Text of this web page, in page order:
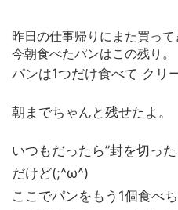
昨日の仕事帰りにまた買って
今朝食べたパンはこの残り。
パンは1つだけ食べて クリ
朝までちゃんと残せたよ。
いつもだったら”封を切っ
だけど(;^ω^)
ここでパンをもう1個食べ